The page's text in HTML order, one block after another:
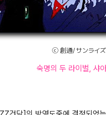
ⓒ 創通/ サンライ
숙명의 두 라이벌, 샤